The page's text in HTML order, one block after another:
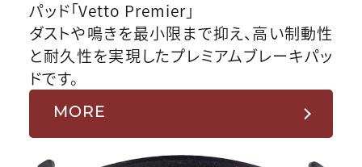
パッド「Vetto Premier」
ダストや鳴きを最小限まで抑え、高い制動性
と耐久性を実現したプレミアムブレーキパッ
ドです。
MORE